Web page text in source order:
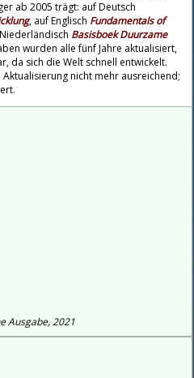
ab 2005 trägt: auf Deutsch
, auf Englisch Fundamentals of
Basisboek Duurzame
wurden alle fünf Jahre aktualisiert,
da sich die Welt schnell entwickelt.
nicht mehr ausreichend;
Ausgabe, 2021